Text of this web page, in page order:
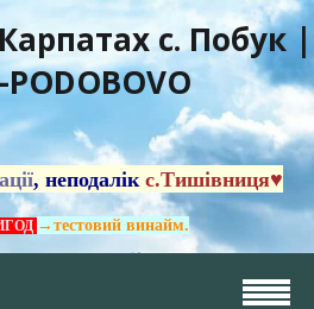
с. Побук |
PODOBOVO
, неподалік с.Тишівниця♥
→тестовий винайм.